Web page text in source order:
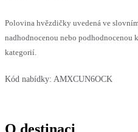
Polovina hvězdičky uvedená ve
nadhodnocenou nebo
kategorií.
Kód nabídky: AMXCUN6OCK
O destinaci